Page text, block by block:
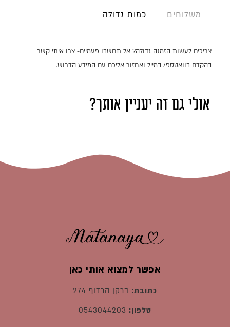
משלוחים כמות גדולה
צריכים לעשות הזמנה גדולה? אל תחשבו פעמיים- צרו איתי קשר
בהקדם בוואטספ/ במייל ואחזור אליכם עם המידע הדרוש.
אולי גם זה יעניין אותך?
אפשר למצוא אותי כאן
כתובת: ברקן הרדוף 274
טלפון: